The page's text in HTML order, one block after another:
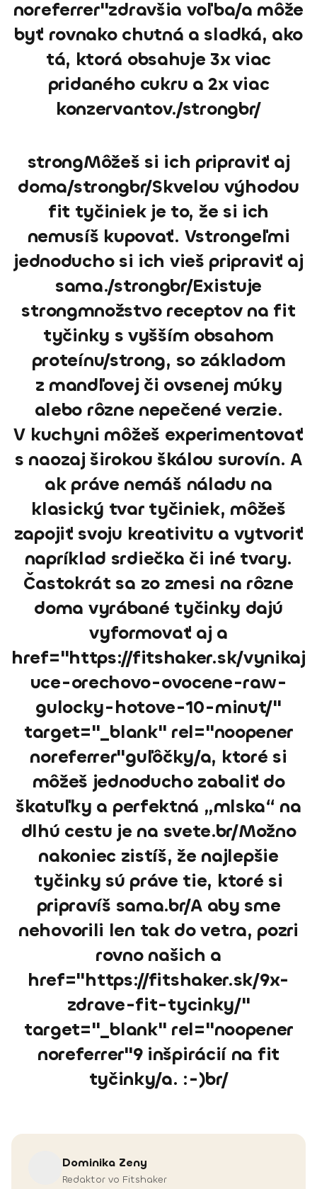
noreferrer"zdravšia voľba/a môže
byť rovnako chutná a sladká, ako
tá, ktorá obsahuje 3x viac
pridaného cukru a 2x viac
konzervantov./strongbr/
strongMôžeš si ich pripraviť aj
doma/strongbr/Skvelou výhodou
fit tyčiniek je to, že si ich
nemusíš kupovať. Vstrongeľmi
jednoducho si ich vieš pripraviť aj
sama./strongbr/Existuje
strongmnožstvo receptov na fit
tyčinky s vyšším obsahom
proteínu/strong, so základom
z mandľovej či ovsenej múky
alebo rôzne nepečené verzie.
V kuchyni môžeš experimentovať
s naozaj širokou škálou surovín. A
ak práve nemáš náladu na
klasický tvar tyčiniek, môžeš
zapojiť svoju kreativitu a vytvoriť
napríklad srdiečka či iné tvary.
Častokrát sa zo zmesi na rôzne
doma vyrábané tyčinky dajú
vyformovať aj a
href="https://fitshaker.sk/vynikaj
uce-orechovo-ovocene-raw-
gulocky-hotove-10-minut/"
target="_blank" rel="noopener
noreferrer"guľôčky/a, ktoré si
môžeš jednoducho zabaliť do
škatuľky a perfektná „mlska“ na
dlhú cestu je na svete.br/Možno
nakoniec zistíš, že najlepšie
tyčinky sú práve tie, ktoré si
pripravíš sama.br/A aby sme
nehovorili len tak do vetra, pozri
rovno našich a
href="https://fitshaker.sk/9x-
zdrave-fit-tycinky/"
target="_blank" rel="noopener
noreferrer"9 inšpirácií na fit
tyčinky/a. :-)br/
Dominika Zeny
Redaktor vo Fitshaker